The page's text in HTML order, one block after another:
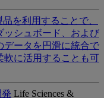
品を利用することで、
ッシュボード、および
データを円滑に統合で
軟に活用することも可
Life Sciences &